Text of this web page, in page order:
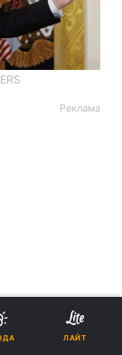
Реклама
ЛАЙТ